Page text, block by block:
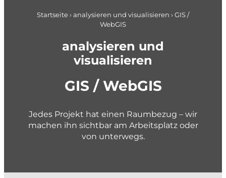
Applikationsentwicklung
planen und gestalten
Konzepte und Studien
Gestaltungspläne und Gebietsentwicklung
Quartier- und Erschliessungsplanung
Startseite › analysieren und visualisieren › GIS /
WebGIS
analysieren und
visualisieren
GIS / WebGIS
Jedes Projekt hat einen Raumbezug – wir
machen ihn sichtbar am Arbeitsplatz oder
von unterwegs.